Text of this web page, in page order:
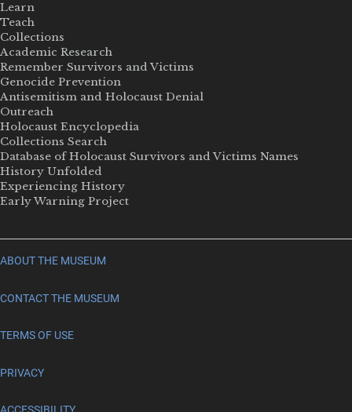
Learn
Teach
Collections
Academic Research
Remember Survivors and Victims
Genocide Prevention
Antisemitism and Holocaust Denial
Outreach
Holocaust Encyclopedia
Collections Search
Database of Holocaust Survivors and Victims Names
History Unfolded
Experiencing History
Early Warning Project
ABOUT THE MUSEUM
CONTACT THE MUSEUM
TERMS OF USE
PRIVACY